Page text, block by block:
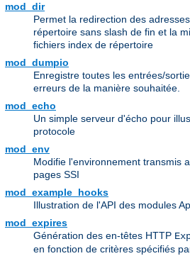
mod_dir
Permet la redirection des
répertoire sans slash de fin et la
fichiers index de répertoire
mod_dumpio
Enregistre toutes les entrées/
erreurs de la manière souhaitée.
mod_echo
Un simple serveur d'écho pour
protocole
mod_env
Modifie l'environnement transmis
pages SSI
mod_example_hooks
Illustration de l'API des modules
mod_expires
Génération des en-têtes HTTP
en fonction de critères spécifiés